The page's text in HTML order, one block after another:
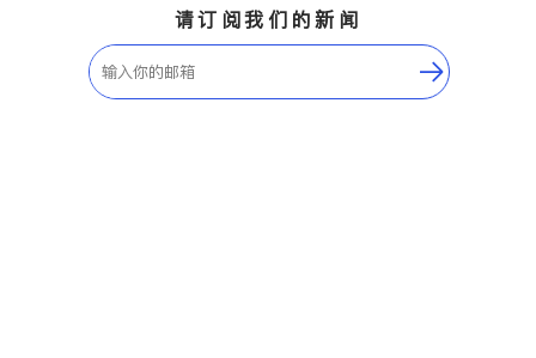
请订阅我们的新闻